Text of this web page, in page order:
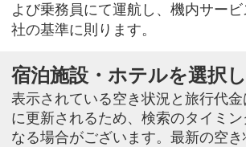
よび乗務員にて運航し、機内サー
社の基準に則ります。
宿泊施設・ホテルを選択
表示されている空き状況と旅行代金
に更新されるため、検索のタイミ
なる場合がございます。最新の空